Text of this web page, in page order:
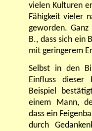
vielen Kulturen
Fähigkeit vieler
geworden.
B., dass sich ein
mit geringerem
Selbst in den
Einfluss dieser
Beispiel
einem Mann,
dass ein
durch